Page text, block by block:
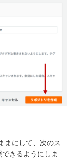
まにして、次のス
きるようにしま